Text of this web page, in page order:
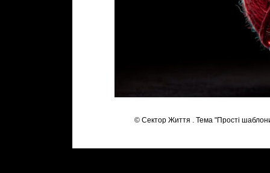
© Сектор Життя . Тема "Прості